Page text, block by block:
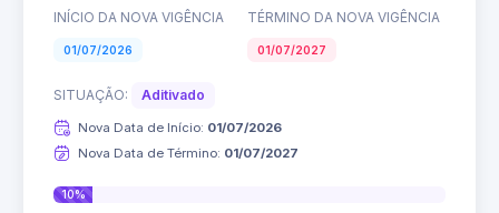
INÍCIO DA NOVA VIGÊNCIA
TÉRMINO DA NOVA VIGÊNCIA
01/07/2026 01/07/2027
SITUAÇÃO: Aditivado
Nova Data de Início: 01/07/2026
Nova Data de Término: 01/07/2027
10%